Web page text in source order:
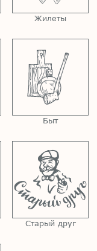
Жилеты
Быт
Старый друг